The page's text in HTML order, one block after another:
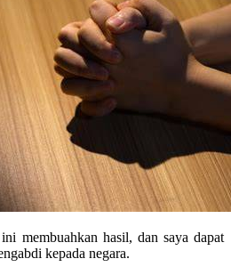
membuahkan hasil, dan saya dapat
kepada negara.